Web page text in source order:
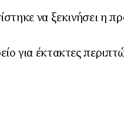
να ξεκινήσει η
για έκτακτες